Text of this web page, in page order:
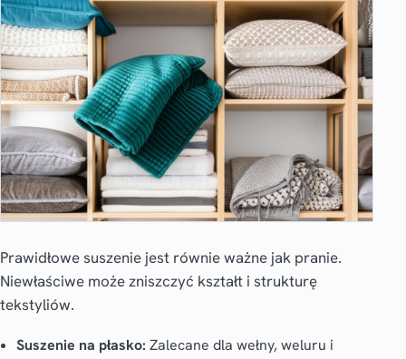
Prawidłowe suszenie jest równie ważne jak pranie.
Niewłaściwe może zniszczyć kształt i strukturę
tekstyliów.
Suszenie na płasko: Zalecane dla wełny, weluru i